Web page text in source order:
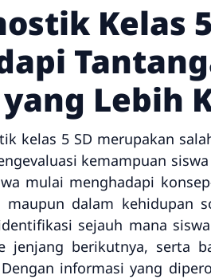
Kelas
Lebih
kelas 5 SD merupakan
kemampuan
mulai menghadapi
dalam kehidupan
sejauh mana
berikutnya, serta
informasi yang